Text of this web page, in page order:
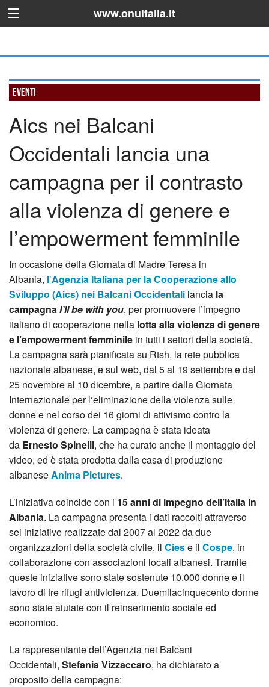
www.onuitalia.it
Eventi
Aics nei Balcani
Occidentali lancia una
campagna per il contrasto
alla violenza di genere e
l’empowerment femminile
In occasione della Giornata di Madre Teresa in
Albania, l’Agenzia Italiana per la Cooperazione allo
Sviluppo (Aics) nei Balcani Occidentali lancia la
campagnaI’ll be with you, per promuovere l’impegno
italiano di cooperazione nella lotta alla violenza di genere
e l’empowerment femminile in tutti i settori della società.
La campagna sarà pianificata su Rtsh, la rete pubblica
nazionale albanese, e sul web, dal 5 al 19 settembre e dal
25 novembre al 10 dicembre, a partire dalla Giornata
Internazionale per l‘eliminazione della violenza sulle
donne e nel corso dei 16 giorni di attivismo contro la
violenza di genere. La campagna è stata ideata
da Ernesto Spinelli, che ha curato anche il montaggio del
video, ed è stata prodotta dalla casa di produzione
albaneseAnima Pictures.
L’iniziativa coincide con i 15 anni di impegno dell’Italia in
Albania. La campagna presenta i dati raccolti attraverso
sei iniziative realizzate dal 2007 al 2022 da due
organizzazioni della società civile, il Ciese il Cospe, in
collaborazione con associazioni locali albanesi. Tramite
queste iniziative sono state sostenute 10.000 donne e il
lavoro di tre rifugi antiviolenza. Duemilacinquecento donne
sono state aiutate con il reinserimento sociale ed
economico.
La rappresentante dell’Agenzia nei Balcani
Occidentali, Stefania Vizzaccaro, ha dichiarato a
proposito della campagna: